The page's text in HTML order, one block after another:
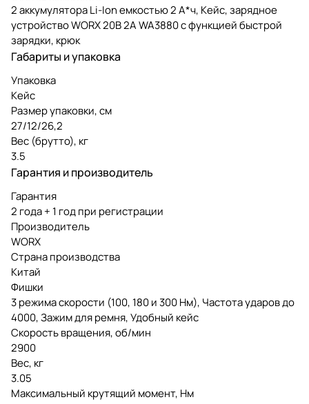
2 аккумулятора Li-Ion емкостью 2 А*ч, Кейс, зарядное
устройство WORX 20В 2A WA3880 с функцией быстрой
зарядки, крюк
Габариты и упаковка
Упаковка
Кейс
Размер упаковки, см
27/12/26,2
Вес (брутто), кг
3.5
Гарантия и производитель
Гарантия
2 года + 1 год при регистрации
Производитель
WORX
Страна производства
Китай
Фишки
3 режима скорости (100, 180 и 300 Нм), Частота ударов до
4000, Зажим для ремня, Удобный кейс
Скорость вращения, об/мин
2900
Вес, кг
3.05
Максимальный крутящий момент, Нм